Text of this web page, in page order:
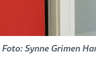
Synne Grimen